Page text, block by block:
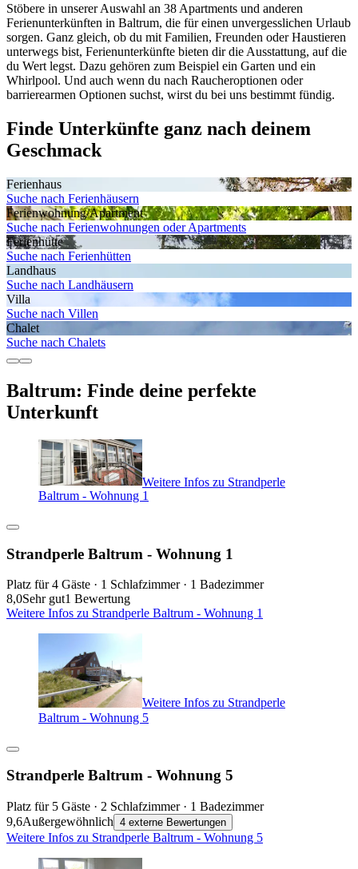
Stöbere in unserer Auswahl an 38 Apartments und anderen
Ferienunterkünften in Baltrum, die für einen unvergesslichen Urlaub
sorgen. Ganz gleich, ob du mit Familien, Freunden oder Haustieren
unterwegs bist, Ferienunterkünfte bieten dir die Ausstattung, auf die
du Wert legst. Dazu gehören zum Beispiel ein Garten und ein
Whirlpool. Und auch wenn du nach Raucheroptionen oder
barrierearmen Optionen suchst, wirst du bei uns bestimmt fündig.
Finde Unterkünfte ganz nach deinem
Geschmack
Ferienhaus
Suche nach Ferienhäusern
Ferienwohnung/Apartment
Suche nach Ferienwohnungen oder Apartments
Ferienhütte
Suche nach Ferienhütten
Landhaus
Suche nach Landhäusern
Villa
Suche nach Villen
Chalet
Suche nach Chalets
Baltrum: Finde deine perfekte
Unterkunft
Weitere Infos zu Strandperle
Baltrum - Wohnung 1
Strandperle Baltrum - Wohnung 1
Platz für 4 Gäste · 1 Schlafzimmer · 1 Badezimmer
8,0Sehr gut1 Bewertung
Weitere Infos zu Strandperle Baltrum - Wohnung 1
Weitere Infos zu Strandperle
Baltrum - Wohnung 5
Strandperle Baltrum - Wohnung 5
Platz für 5 Gäste · 2 Schlafzimmer · 1 Badezimmer
9,6Außergewöhnlich 4 externe Bewertungen
Weitere Infos zu Strandperle Baltrum - Wohnung 5